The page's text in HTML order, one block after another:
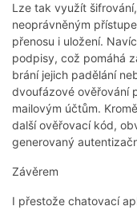
Lze tak využít
neoprávněným
přenosu i uložení.
podpisy, což pomáhá
brání jejich padělání
dvoufázové ověřování
mailovým účtům.
další ověřovací kód,
generovaný
Závěrem
I přestože chatovací